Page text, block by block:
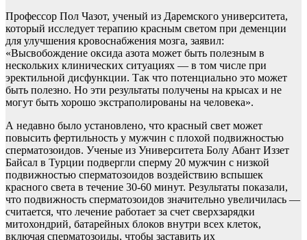
Профессор Пол Чазот, ученый из Даремского университета,
который исследует терапию красным светом при деменции
для улучшения кровоснабжения мозга, заявил:
«Высвобождение оксида азота может быть полезным в
нескольких клинических ситуациях — в том числе при
эректильной дисфункции. Так что потенциально это может
быть полезно. Но эти результаты получены на крысах и не
могут быть хорошо экстраполированы на человека».
А недавно было установлено, что красный свет может
повысить фертильность у мужчин с плохой подвижностью
сперматозоидов. Ученые из Университета Болу Абант Иззет
Байсал в Турции подвергли сперму 20 мужчин с низкой
подвижностью сперматозоидов воздействию вспышек
красного света в течение 30-60 минут. Результаты показали,
что подвижность сперматозоидов значительно увеличилась —
считается, что лечение работает за счет сверхзарядки
митохондрий, батарейных блоков внутри всех клеток,
включая сперматозоиды, чтобы заставить их